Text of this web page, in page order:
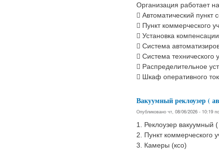
Организация работает
 Автоматический
 Пункт коммерческого
 Установка
 Система
 Система технического
 Распределительное
 Шкаф оперативного
Вакуумный реклоузер (
Опубликовано чт, 08/06/2026 - 10:19
1. Реклоузер вакуумный
2. Пункт коммерческого
3. Камеры (ксо)